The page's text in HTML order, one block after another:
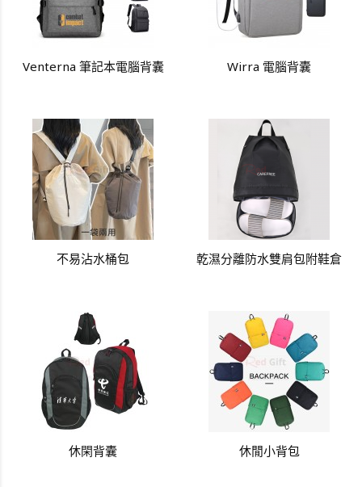
Venterna 筆記本電腦背囊 Wirra 電腦背囊
不易沾水桶包 乾濕分離防水雙肩包附鞋倉
休閑背囊 休閒小背包